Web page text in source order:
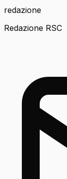
redazione
Redazione RSC